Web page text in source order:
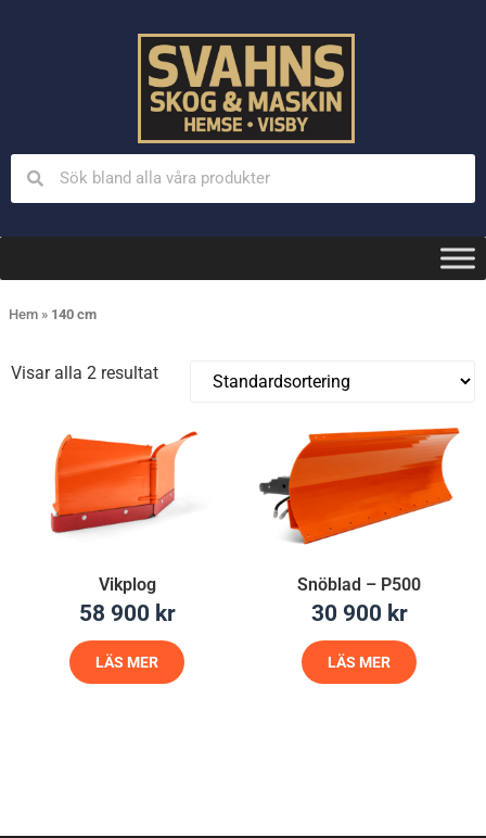
Hem » 140 cm
Visar alla 2 resultat
Vikplog
58 900 kr
LÄS MER
Snöblad – P500
30 900 kr
LÄS MER